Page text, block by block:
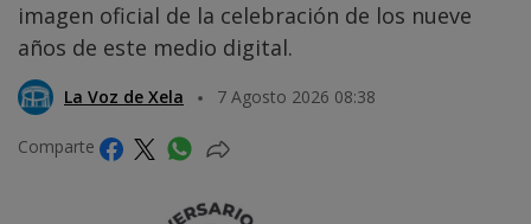
imagen oficial de la celebración de los nueve
años de este medio digital.
La Voz de Xela 7 Agosto 2026 08:38
Comparte